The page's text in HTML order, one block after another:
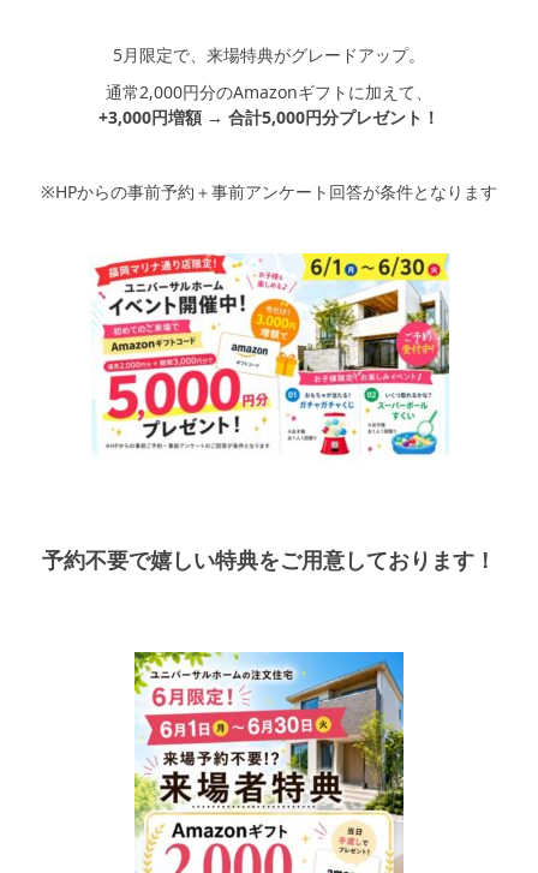
5月限定で、来場特典がグレードアップ。
通常2,000円分のAmazonギフトに加えて、
+3,000円増額 → 合計5,000円分プレゼント！
※HPからの事前予約＋事前アンケート回答が条件となります
予約不要で嬉しい特典をご用意しております！